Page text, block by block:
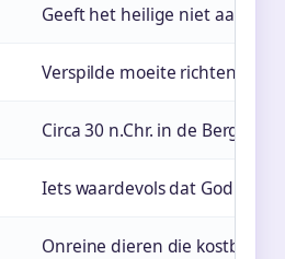
Geeft het heilige niet aan de
Verspilde moeite richten op
Circa 30 n.Chr. in de Bergrede
Iets waardevols dat God
Onreine dieren die